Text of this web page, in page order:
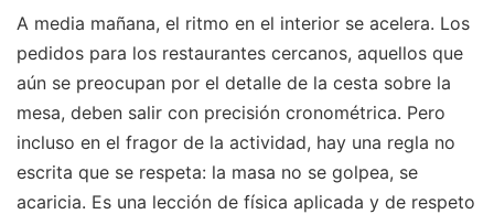
A media mañana, el ritmo en el interior se acelera. Los
pedidos para los restaurantes cercanos, aquellos que
aún se preocupan por el detalle de la cesta sobre la
mesa, deben salir con precisión cronométrica. Pero
incluso en el fragor de la actividad, hay una regla no
escrita que se respeta: la masa no se golpea, se
acaricia. Es una lección de física aplicada y de respeto